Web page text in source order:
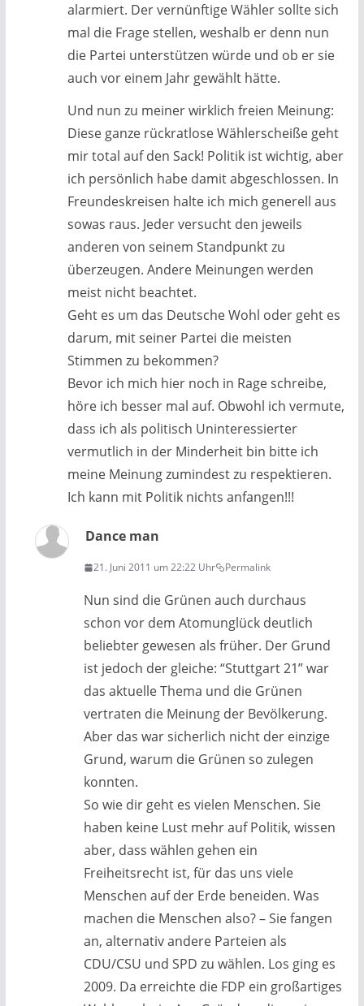
alarmiert. Der vernünftige Wähler sollte sich
mal die Frage stellen, weshalb er denn nun
die Partei unterstützen würde und ob er sie
auch vor einem Jahr gewählt hätte.
Und nun zu meiner wirklich freien Meinung:
Diese ganze rückratlose Wählerscheiße geht
mir total auf den Sack! Politik ist wichtig, aber
ich persönlich habe damit abgeschlossen. In
Freundeskreisen halte ich mich generell aus
sowas raus. Jeder versucht den jeweils
anderen von seinem Standpunkt zu
überzeugen. Andere Meinungen werden
meist nicht beachtet.
Geht es um das Deutsche Wohl oder geht es
darum, mit seiner Partei die meisten
Stimmen zu bekommen?
Bevor ich mich hier noch in Rage schreibe,
höre ich besser mal auf. Obwohl ich vermute,
dass ich als politisch Uninteressierter
vermutlich in der Minderheit bin bitte ich
meine Meinung zumindest zu respektieren.
Ich kann mit Politik nichts anfangen!!!
Dance man
21. Juni 2011 um 22:22 Uhr Permalink
Nun sind die Grünen auch durchaus
schon vor dem Atomunglück deutlich
beliebter gewesen als früher. Der Grund
ist jedoch der gleiche: “Stuttgart 21” war
das aktuelle Thema und die Grünen
vertraten die Meinung der Bevölkerung.
Aber das war sicherlich nicht der einzige
Grund, warum die Grünen so zulegen
konnten.
So wie dir geht es vielen Menschen. Sie
haben keine Lust mehr auf Politik, wissen
aber, dass wählen gehen ein
Freiheitsrecht ist, für das uns viele
Menschen auf der Erde beneiden. Was
machen die Menschen also? – Sie fangen
an, alternativ andere Parteien als
CDU/CSU und SPD zu wählen. Los ging es
2009. Da erreichte die FDP ein großartiges